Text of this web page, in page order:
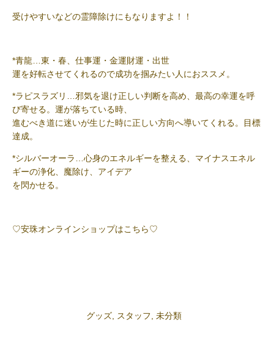
受けやすいなどの霊障除けにもなりますよ！！
*青龍…東・春、仕事運・金運財運・出世
運を好転させてくれるので成功を掴みたい人におススメ。
*ラピスラズリ…邪気を退け正しい判断を高め、最高の幸運を呼
び寄せる。運が落ちている時、
進むべき道に迷いが生じた時に正しい方向へ導いてくれる。目標
達成。
*シルバーオーラ…心身のエネルギーを整える、マイナスエネル
ギーの浄化、魔除け、アイデア
を閃かせる。
♡安珠オンラインショップはこちら♡
グッズ スタッフ 未分類